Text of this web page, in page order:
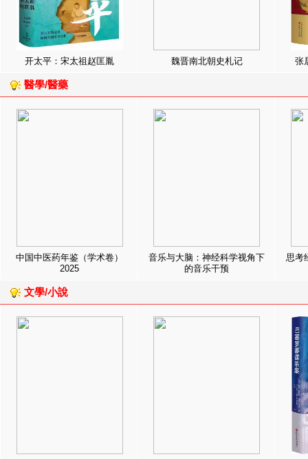
开太平：宋太祖赵匡胤 魏晋南北朝史札记 张
醫學/醫藥
中国中医药年鉴（学术卷）
2025
音乐与大脑：神经科学视角下
的音乐干预
思考
文學/小說